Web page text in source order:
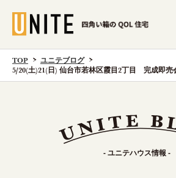
TOP
ユニテブログ
5/20(土)21(日) 仙台市若林区霞目2丁目 完成即売
- ユニテハウス情報 -